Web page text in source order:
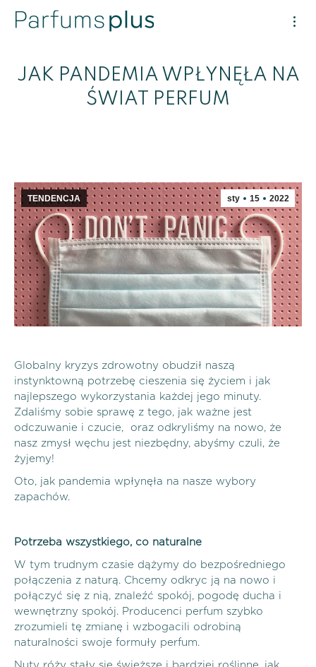
JAK PANDEMIA WPŁYNĘŁA NA
ŚWIAT PERFUM
sty 15 2022
TENDENCJA
Globalny kryzys zdrowotny obudził naszą
instynktowną potrzebę cieszenia się życiem i jak
najlepszego wykorzystania każdej jego minuty.
Zdaliśmy sobie sprawę z tego, jak ważne jest
odczuwanie i czucie, oraz odkryliśmy na nowo, że
nasz zmysł węchu jest niezbędny, abyśmy czuli, że
żyjemy!
Oto, jak pandemia wpłynęła na nasze wybory
zapachów.
Potrzeba wszystkiego, co naturalne
W tym trudnym czasie dążymy do bezpośredniego
połączenia z naturą. Chcemy odkryc ją na nowo i
połączyć się z nią, znaleźć spokój, pogodę ducha i
wewnętrzny spokój. Producenci perfum szybko
zrozumieli tę zmianę i wzbogacili odrobiną
naturalności swoje formuły perfum.